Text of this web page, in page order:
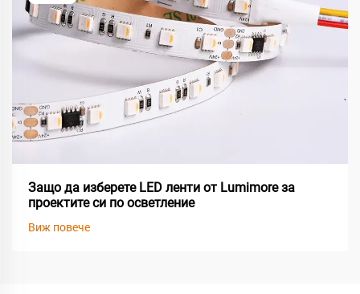
Защо да изберете LED ленти от Lumimore за
проектите си по осветление
Виж повече